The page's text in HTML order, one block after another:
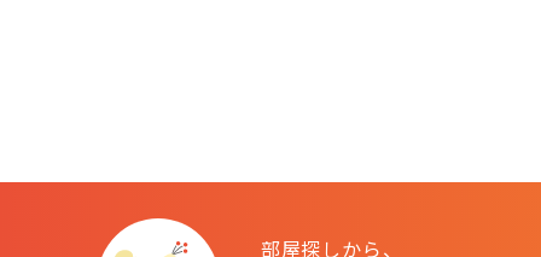
部屋探しから、